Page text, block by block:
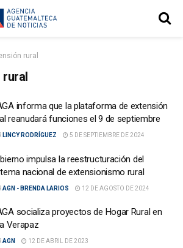
rural
rural
informa que la plataforma de extensión
reanudará funciones el 9 de septiembre
LINCY RODRÍGUEZ 5 DE SEPTIEMBRE DE 2024
impulsa la reestructuración del
nacional de extensionismo rural
AGN - BRENDA LARIOS 12 DE AGOSTO DE 2024
socializa proyectos de Hogar Rural en
Verapaz
AGN 12 DE ABRIL DE 2023